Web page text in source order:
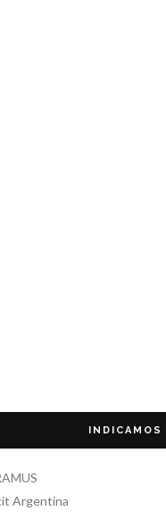
INDICAMOS
Argentina